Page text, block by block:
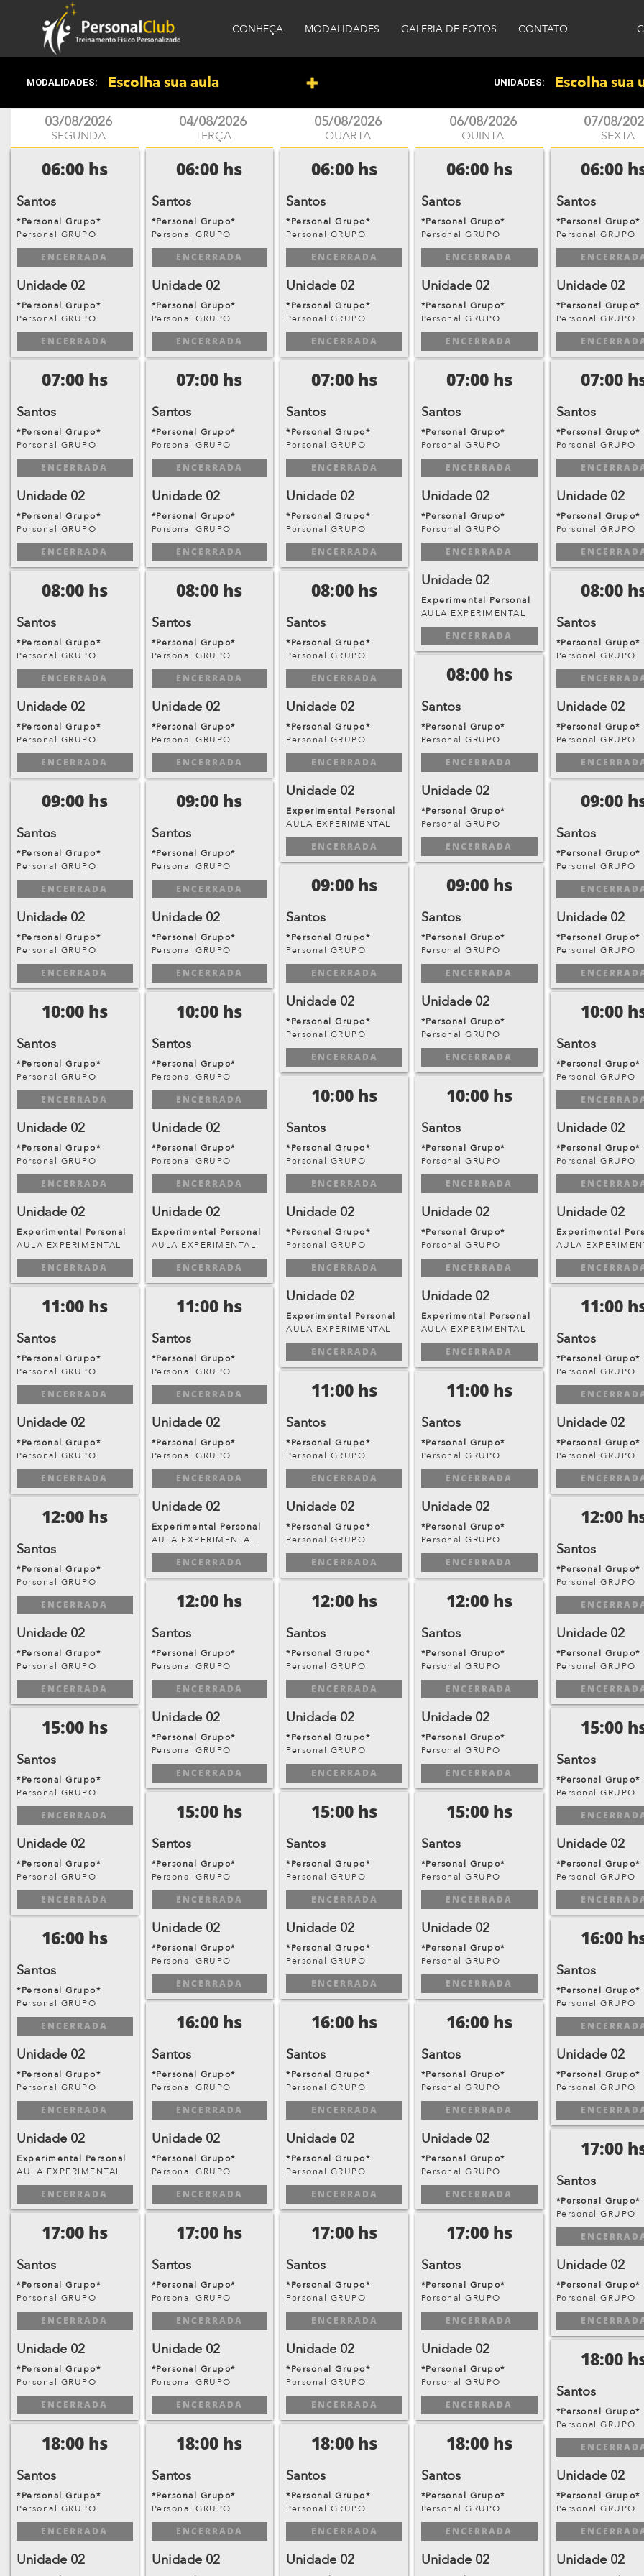
CONHEÇA MODALIDADES GALERIA DE FOTOS CONTATO
MODALIDADES: Escolha sua aula UNIDADES: Escolha sua
03/08/2026
SEGUNDA
06:00 hs
Santos
*Personal Grupo*
Personal GRUPO
ENCERRADA
Unidade 02
*Personal Grupo*
Personal GRUPO
ENCERRADA
07:00 hs
Santos
*Personal Grupo*
Personal GRUPO
ENCERRADA
Unidade 02
*Personal Grupo*
Personal GRUPO
ENCERRADA
08:00 hs
Santos
*Personal Grupo*
Personal GRUPO
ENCERRADA
Unidade 02
*Personal Grupo*
Personal GRUPO
ENCERRADA
09:00 hs
Santos
*Personal Grupo*
Personal GRUPO
ENCERRADA
Unidade 02
*Personal Grupo*
Personal GRUPO
ENCERRADA
10:00 hs
Santos
*Personal Grupo*
Personal GRUPO
ENCERRADA
Unidade 02
*Personal Grupo*
Personal GRUPO
ENCERRADA
Unidade 02
Experimental Personal
AULA EXPERIMENTAL
ENCERRADA
11:00 hs
Santos
*Personal Grupo*
Personal GRUPO
ENCERRADA
Unidade 02
*Personal Grupo*
Personal GRUPO
ENCERRADA
12:00 hs
Santos
*Personal Grupo*
Personal GRUPO
ENCERRADA
Unidade 02
*Personal Grupo*
Personal GRUPO
ENCERRADA
15:00 hs
Santos
*Personal Grupo*
Personal GRUPO
ENCERRADA
Unidade 02
*Personal Grupo*
Personal GRUPO
ENCERRADA
16:00 hs
Santos
*Personal Grupo*
Personal GRUPO
ENCERRADA
Unidade 02
*Personal Grupo*
Personal GRUPO
ENCERRADA
Unidade 02
Experimental Personal
AULA EXPERIMENTAL
ENCERRADA
17:00 hs
Santos
*Personal Grupo*
Personal GRUPO
ENCERRADA
Unidade 02
*Personal Grupo*
Personal GRUPO
ENCERRADA
18:00 hs
Santos
*Personal Grupo*
Personal GRUPO
ENCERRADA
Unidade 02
04/08/2026
TERÇA
06:00 hs
Santos
*Personal Grupo*
Personal GRUPO
ENCERRADA
Unidade 02
*Personal Grupo*
Personal GRUPO
ENCERRADA
07:00 hs
Santos
*Personal Grupo*
Personal GRUPO
ENCERRADA
Unidade 02
*Personal Grupo*
Personal GRUPO
ENCERRADA
08:00 hs
Santos
*Personal Grupo*
Personal GRUPO
ENCERRADA
Unidade 02
*Personal Grupo*
Personal GRUPO
ENCERRADA
09:00 hs
Santos
*Personal Grupo*
Personal GRUPO
ENCERRADA
Unidade 02
*Personal Grupo*
Personal GRUPO
ENCERRADA
10:00 hs
Santos
*Personal Grupo*
Personal GRUPO
ENCERRADA
Unidade 02
*Personal Grupo*
Personal GRUPO
ENCERRADA
Unidade 02
Experimental Personal
AULA EXPERIMENTAL
ENCERRADA
11:00 hs
Santos
*Personal Grupo*
Personal GRUPO
ENCERRADA
Unidade 02
*Personal Grupo*
Personal GRUPO
ENCERRADA
Unidade 02
Experimental Personal
AULA EXPERIMENTAL
ENCERRADA
12:00 hs
Santos
*Personal Grupo*
Personal GRUPO
ENCERRADA
Unidade 02
*Personal Grupo*
Personal GRUPO
ENCERRADA
15:00 hs
Santos
*Personal Grupo*
Personal GRUPO
ENCERRADA
Unidade 02
*Personal Grupo*
Personal GRUPO
ENCERRADA
16:00 hs
Santos
*Personal Grupo*
Personal GRUPO
ENCERRADA
Unidade 02
*Personal Grupo*
Personal GRUPO
ENCERRADA
17:00 hs
Santos
*Personal Grupo*
Personal GRUPO
ENCERRADA
Unidade 02
*Personal Grupo*
Personal GRUPO
ENCERRADA
18:00 hs
Santos
*Personal Grupo*
Personal GRUPO
ENCERRADA
Unidade 02
05/08/2026
QUARTA
06:00 hs
Santos
*Personal Grupo*
Personal GRUPO
ENCERRADA
Unidade 02
*Personal Grupo*
Personal GRUPO
ENCERRADA
07:00 hs
Santos
*Personal Grupo*
Personal GRUPO
ENCERRADA
Unidade 02
*Personal Grupo*
Personal GRUPO
ENCERRADA
08:00 hs
Santos
*Personal Grupo*
Personal GRUPO
ENCERRADA
Unidade 02
*Personal Grupo*
Personal GRUPO
ENCERRADA
Unidade 02
Experimental Personal
AULA EXPERIMENTAL
ENCERRADA
09:00 hs
Santos
*Personal Grupo*
Personal GRUPO
ENCERRADA
Unidade 02
*Personal Grupo*
Personal GRUPO
ENCERRADA
10:00 hs
Santos
*Personal Grupo*
Personal GRUPO
ENCERRADA
Unidade 02
*Personal Grupo*
Personal GRUPO
ENCERRADA
Unidade 02
Experimental Personal
AULA EXPERIMENTAL
ENCERRADA
11:00 hs
Santos
*Personal Grupo*
Personal GRUPO
ENCERRADA
Unidade 02
*Personal Grupo*
Personal GRUPO
ENCERRADA
12:00 hs
Santos
*Personal Grupo*
Personal GRUPO
ENCERRADA
Unidade 02
*Personal Grupo*
Personal GRUPO
ENCERRADA
15:00 hs
Santos
*Personal Grupo*
Personal GRUPO
ENCERRADA
Unidade 02
*Personal Grupo*
Personal GRUPO
ENCERRADA
16:00 hs
Santos
*Personal Grupo*
Personal GRUPO
ENCERRADA
Unidade 02
*Personal Grupo*
Personal GRUPO
ENCERRADA
17:00 hs
Santos
*Personal Grupo*
Personal GRUPO
ENCERRADA
Unidade 02
*Personal Grupo*
Personal GRUPO
ENCERRADA
18:00 hs
Santos
*Personal Grupo*
Personal GRUPO
ENCERRADA
Unidade 02
06/08/2026
QUINTA
06:00 hs
Santos
*Personal Grupo*
Personal GRUPO
ENCERRADA
Unidade 02
*Personal Grupo*
Personal GRUPO
ENCERRADA
07:00 hs
Santos
*Personal Grupo*
Personal GRUPO
ENCERRADA
Unidade 02
*Personal Grupo*
Personal GRUPO
ENCERRADA
Unidade 02
Experimental Personal
AULA EXPERIMENTAL
ENCERRADA
08:00 hs
Santos
*Personal Grupo*
Personal GRUPO
ENCERRADA
Unidade 02
*Personal Grupo*
Personal GRUPO
ENCERRADA
09:00 hs
Santos
*Personal Grupo*
Personal GRUPO
ENCERRADA
Unidade 02
*Personal Grupo*
Personal GRUPO
ENCERRADA
10:00 hs
Santos
*Personal Grupo*
Personal GRUPO
ENCERRADA
Unidade 02
*Personal Grupo*
Personal GRUPO
ENCERRADA
Unidade 02
Experimental Personal
AULA EXPERIMENTAL
ENCERRADA
11:00 hs
Santos
*Personal Grupo*
Personal GRUPO
ENCERRADA
Unidade 02
*Personal Grupo*
Personal GRUPO
ENCERRADA
12:00 hs
Santos
*Personal Grupo*
Personal GRUPO
ENCERRADA
Unidade 02
*Personal Grupo*
Personal GRUPO
ENCERRADA
15:00 hs
Santos
*Personal Grupo*
Personal GRUPO
ENCERRADA
Unidade 02
*Personal Grupo*
Personal GRUPO
ENCERRADA
16:00 hs
Santos
*Personal Grupo*
Personal GRUPO
ENCERRADA
Unidade 02
*Personal Grupo*
Personal GRUPO
ENCERRADA
17:00 hs
Santos
*Personal Grupo*
Personal GRUPO
ENCERRADA
Unidade 02
*Personal Grupo*
Personal GRUPO
ENCERRADA
18:00 hs
Santos
*Personal Grupo*
Personal GRUPO
ENCERRADA
Unidade 02
07/08/
SEXTA
06:00
Santos
*Personal Grupo*
Personal GRUPO
Unidade 02
*Personal Grupo*
Personal GRUPO
07:00
Santos
*Personal Grupo*
Personal GRUPO
Unidade 02
*Personal Grupo*
Personal GRUPO
08:00
Santos
*Personal Grupo*
Personal GRUPO
Unidade 02
*Personal Grupo*
Personal GRUPO
09:00
Santos
*Personal Grupo*
Personal GRUPO
Unidade 02
*Personal Grupo*
Personal GRUPO
10:00
Santos
*Personal Grupo*
Personal GRUPO
Unidade 02
*Personal Grupo*
Personal GRUPO
Unidade 02
Experimental
AULA
11:00
Santos
*Personal Grupo*
Personal GRUPO
Unidade 02
*Personal Grupo*
Personal GRUPO
12:00
Santos
*Personal Grupo*
Personal GRUPO
Unidade 02
*Personal Grupo*
Personal GRUPO
15:00
Santos
*Personal Grupo*
Personal GRUPO
Unidade 02
*Personal Grupo*
Personal GRUPO
16:00
Santos
*Personal Grupo*
Personal GRUPO
Unidade 02
*Personal Grupo*
Personal GRUPO
17:00
Santos
*Personal Grupo*
Personal GRUPO
Unidade 02
*Personal Grupo*
Personal GRUPO
18:00
Santos
*Personal Grupo*
Personal GRUPO
Unidade 02
*Personal Grupo*
Personal GRUPO
Unidade 02